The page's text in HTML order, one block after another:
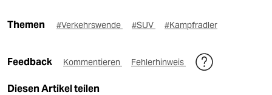
Themen #Verkehrswende #SUV #Kampfradler
Feedback Kommentieren Fehlerhinweis
Diesen Artikel teilen